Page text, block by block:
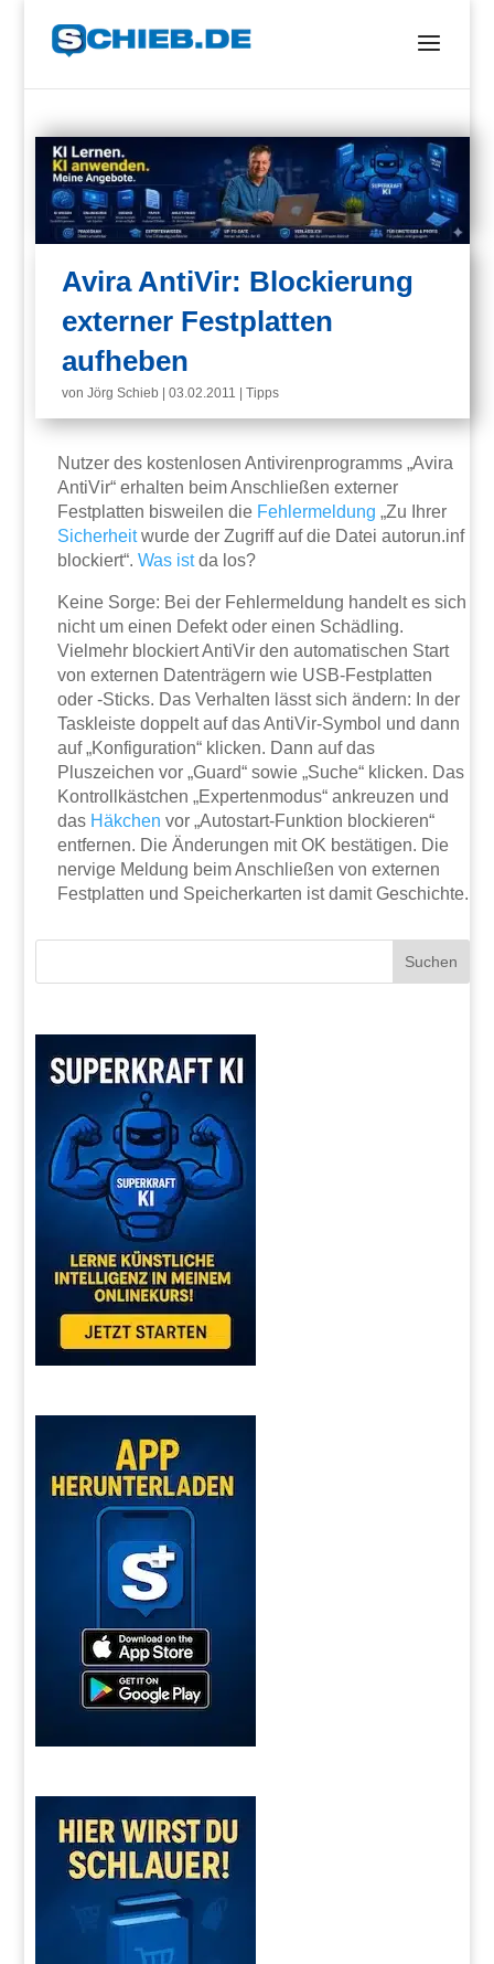
Avira AntiVir: Blockierung
externer Festplatten
aufheben
vonJörg Schieb |03.02.2011 |Tipps
Nutzer des kostenlosen Antivirenprogramms „Avira
AntiVir“ erhalten beim Anschließen externer
Festplatten bisweilen die Fehlermeldung „Zu Ihrer
Sicherheitwurde der Zugriff auf die Datei autorun.inf
blockiert“.Was istda los?
Keine Sorge: Bei der Fehlermeldung handelt es sich
nicht um einen Defekt oder einen Schädling.
Vielmehr blockiert AntiVir den automatischen Start
von externen Datenträgern wie USB-Festplatten
oder -Sticks. Das Verhalten lässt sich ändern: In der
Taskleiste doppelt auf das AntiVir-Symbol und dann
auf „Konfiguration“ klicken. Dann auf das
Pluszeichen vor „Guard“ sowie „Suche“ klicken. Das
Kontrollkästchen „Expertenmodus“ ankreuzen und
das Häkchen vor „Autostart-Funktion blockieren“
entfernen. Die Änderungen mit OK bestätigen. Die
nervige Meldung beim Anschließen von externen
Festplatten und Speicherkarten ist damit Geschichte.